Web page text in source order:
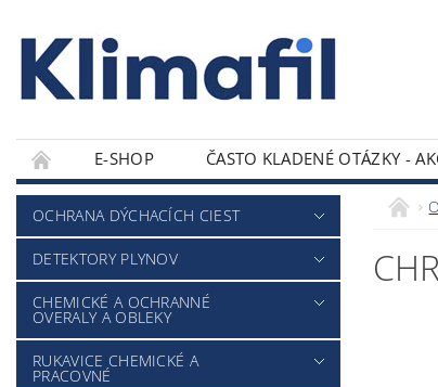
E-SHOP ČASTO KLADENÉ OTÁZKY -
KONTAKTY
OCHRANA DÝCHACÍCH CIEST
DETEKTORY PLYNOV
CHEMICKÉ A OCHRANNÉ
OVERALY A OBLEKY
RUKAVICE CHEMICKÉ A
PRACOVNÉ